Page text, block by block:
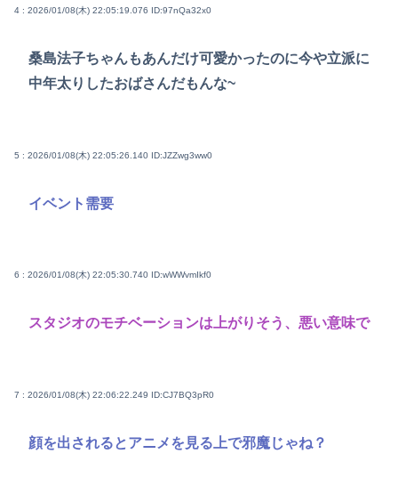
4 : 2026/01/08(木) 22:05:19.076 ID:97nQa32x0
桑島法子ちゃんもあんだけ可愛かったのに今や立派に
中年太りしたおばさんだもんな~
5 : 2026/01/08(木) 22:05:26.140 ID:JZZwg3ww0
イベント需要
6 : 2026/01/08(木) 22:05:30.740 ID:wWWvmIkf0
スタジオのモチベーションは上がりそう、悪い意味で
7 : 2026/01/08(木) 22:06:22.249 ID:CJ7BQ3pR0
顔を出されるとアニメを見る上で邪魔じゃね？